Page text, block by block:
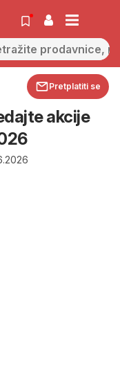
Pretplatiti se
akcije